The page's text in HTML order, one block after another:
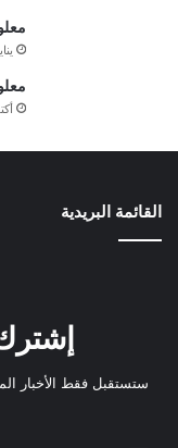
ي
م
يناير 1,
القائمة البريدية
ستستقبل فقط الأخبار